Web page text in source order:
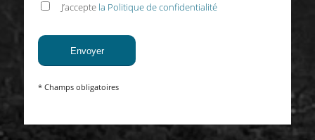
J’accepte la Politique de confidentialité
* Champs obligatoires